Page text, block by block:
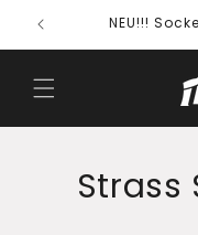
zum
NEU!!!
K
Strass